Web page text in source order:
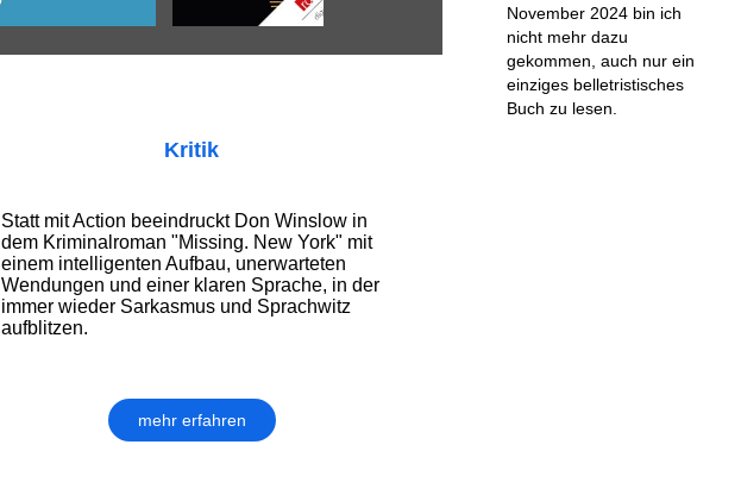
Kritik
Statt mit Action beeindruckt Don Winslow in
dem Kriminalroman "Missing. New York" mit
einem intelligenten Aufbau, unerwarteten
Wendungen und einer klaren Sprache, in der
immer wieder Sarkasmus und Sprachwitz
aufblitzen.
mehr erfahren
November 2024 bin ich
nicht mehr dazu
gekommen, auch nur ein
einziges belletristisches
Buch zu lesen.